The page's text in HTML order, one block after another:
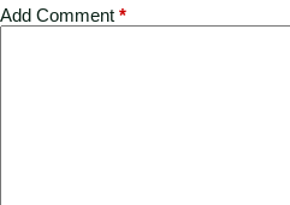
Add Comment *